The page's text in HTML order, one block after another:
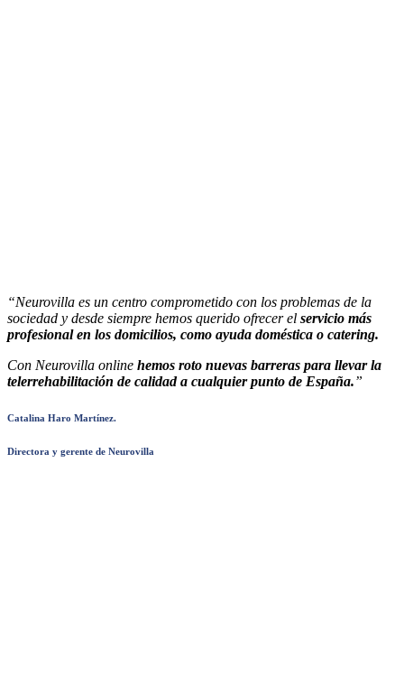
“Neurovilla es un centro comprometido con los problemas de la
sociedad y desde siempre hemos querido ofrecer el servicio más
profesional en los domicilios, como ayuda doméstica o catering.
Con Neurovilla online hemos roto nuevas barreras para llevar la
telerrehabilitación de calidad a cualquier punto de España.”
Catalina Haro Martínez.
Directora y gerente de Neurovilla